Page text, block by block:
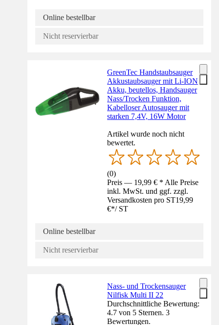
Online bestellbar
Nicht reservierbar
GreenTec Handstaubsauger
Akkustaubsauger mit Li-ION
Akku, beutellos, Handsauger
Nass/Trocken Funktion,
Kabelloser Autosauger mit
starken 7,4V, 16W Motor
Artikel wurde noch nicht
bewertet.
(0)
Preis — 19,99 € * Alle Preise
inkl. MwSt. und ggf. zzgl.
Versandkosten pro ST19,99
€*/ ST
Online bestellbar
Nicht reservierbar
Nass- und Trockensauger
Nilfisk Multi II 22
Durchschnittliche Bewertung:
4.7 von 5 Sternen. 3
Bewertungen.